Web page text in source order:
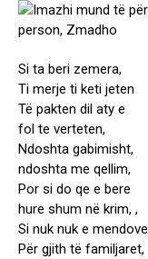
Si ta beri zemera,
Ti merje ti keti jeten
Të pakten dil aty e
fol te verteten,
Ndoshta gabimisht,
ndoshta me qellim,
Por si do qe e bere
hure shum në krim, ,
Si nuk nuk e mendove
Për gjith të familjaret,